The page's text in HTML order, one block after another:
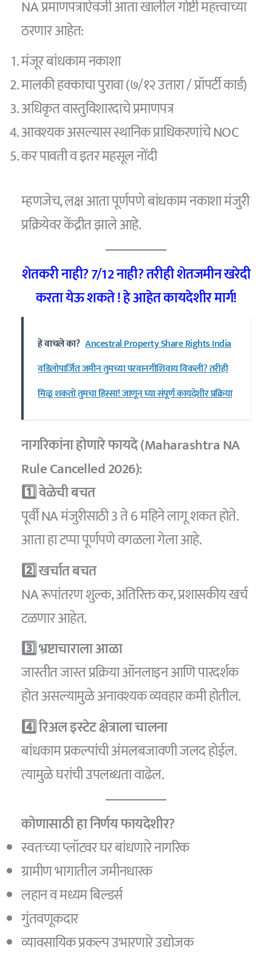
NA प्रमाणपत्राऐवजी आता खालील गोष्टी महत्त्वाच्या
ठरणार आहेत:
मंजूर बांधकाम नकाशा
मालकी हक्काचा पुरावा (७/१२ उतारा / प्रॉपर्टी कार्ड)
अधिकृत वास्तुविशारदाचे प्रमाणपत्र
आवश्यक असल्यास स्थानिक प्राधिकरणांचे NOC
कर पावती व इतर महसूल नोंदी
म्हणजेच, लक्ष आता पूर्णपणे बांधकाम नकाशा मंजुरी
प्रक्रियेवर केंद्रीत झाले आहे.
शेतकरी नाही? 7/12 नाही? तरीही शेतजमीन खरेदी
करता येऊ शकते ! हे आहेत कायदेशीर मार्ग!
हे वाचले का? Ancestral Property Share Rights India
वडिलोपार्जित जमीन तुमच्या परवानगीशिवाय विकली? तरीही
मिळू शकतो तुमचा हिस्सा! जाणून घ्या संपूर्ण कायदेशीर प्रक्रिया
नागरिकांना होणारे फायदे (Maharashtra NA
Rule Cancelled 2026):
1️⃣ वेळेची बचत
पूर्वी NA मंजुरीसाठी 3 ते 6 महिने लागू शकत होते.
आता हा टप्पा पूर्णपणे वगळला गेला आहे.
2️⃣ खर्चात बचत
NA रूपांतरण शुल्क, अतिरिक्त कर, प्रशासकीय खर्च
टळणार आहेत.
3️⃣ भ्रष्टाचाराला आळा
जास्तीत जास्त प्रक्रिया ऑनलाइन आणि पारदर्शक
होत असल्यामुळे अनावश्यक व्यवहार कमी होतील.
4️⃣ रिअल इस्टेट क्षेत्राला चालना
बांधकाम प्रकल्पांची अंमलबजावणी जलद होईल.
त्यामुळे घरांची उपलब्धता वाढेल.
कोणासाठी हा निर्णय फायदेशीर?
स्वतःच्या प्लॉटवर घर बांधणारे नागरिक
ग्रामीण भागातील जमीनधारक
लहान व मध्यम बिल्डर्स
गुंतवणूकदार
व्यावसायिक प्रकल्प उभारणारे उद्योजक